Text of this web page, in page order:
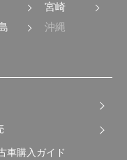
宮崎
沖縄
車購入ガイド